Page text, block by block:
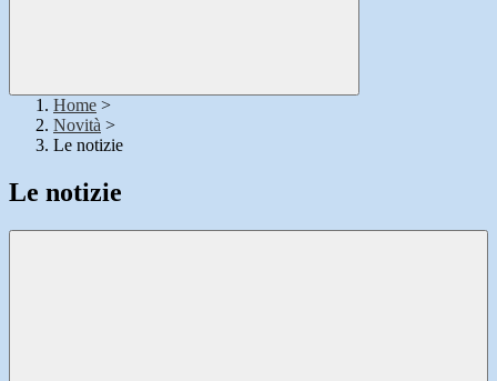
Home >
Novità >
Le notizie
Le notizie